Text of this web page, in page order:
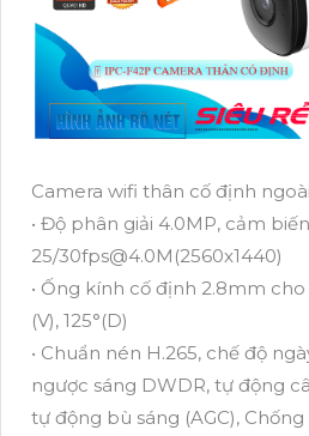
Camera wifi thân cố định
• Độ phân giải 4.0MP, cảm biến
25/30fps@4.0M(2560x1440)
• Ống kính cố định 2.8mm cho
(V), 125°(D)
• Chuẩn nén H.265, chế độ
ngược sáng DWDR, tự động
tự động bù sáng (AGC),